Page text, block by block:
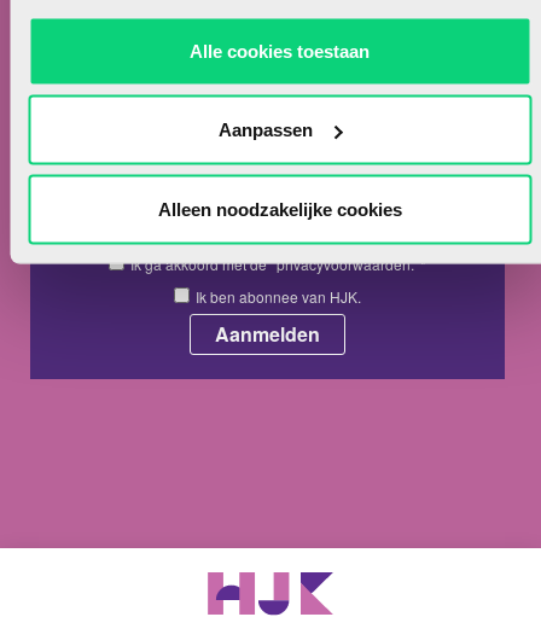
Alle cookies toestaan
Aanpassen
Alleen noodzakelijke cookies
Nieuwsbrief
Ik ga akkoord met de privacyvoorwaarden. *
Ik ben abonnee van HJK.